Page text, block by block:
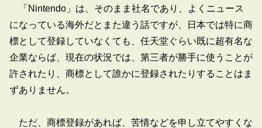
「Nintendo」は、そのまま社名であり、よくニュース
になっている海外だとまた違う話ですが、日本では特に商
標として登録していなくても、任天堂ぐらい既に超有名な
企業ならば、現在の状況では、第三者が勝手に使うことが
許されたり、商標として誰かに登録されたりすることはま
ずありません。
ただ、商標登録があれば、苦情などを申し立てやすくな